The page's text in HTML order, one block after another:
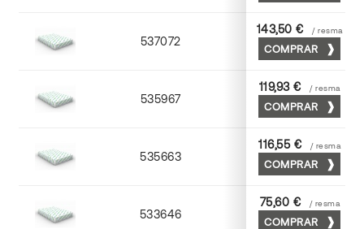
537072 70 x 100
143,50 € / resma
COMPRAR
535967 65 x 90
119,93 € / resma
COMPRAR
535663 63 x 88
116,55 € / resma
COMPRAR
533646 45 x 64
75,60 € / resma
COMPRAR